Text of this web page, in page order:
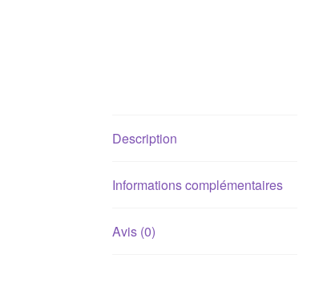
Description
Informations complémentaires
Avis (0)